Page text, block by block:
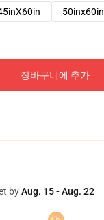
50inx60in
장바구니에 추가
byAug. 15 - Aug. 22